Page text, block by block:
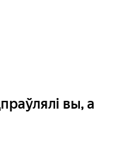
вы, а